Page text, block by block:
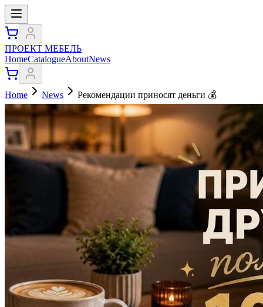
ПРОЕКТ МЕБЕЛЬ
HomeCatalogueAboutNews
Home News Рекомендации приносят деньги 💰